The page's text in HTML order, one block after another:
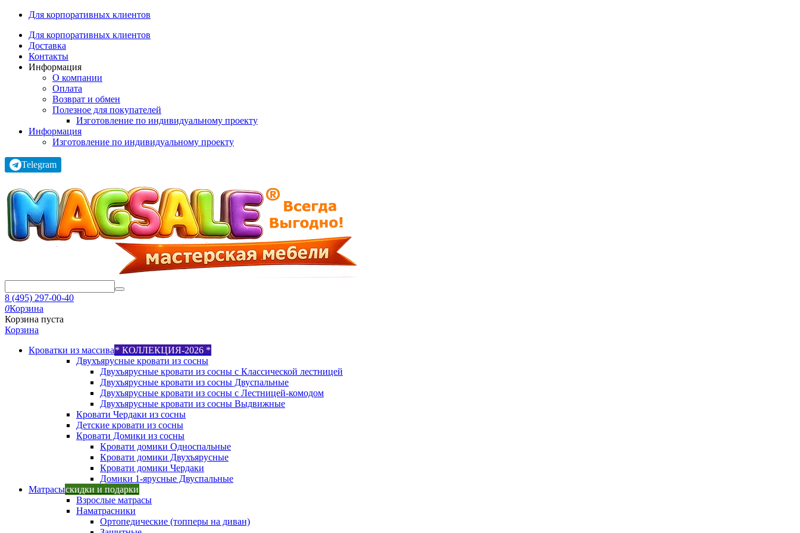
Для корпоративных клиентов
Для корпоративных клиентов
Доставка
Контакты
Информация
О компании
Оплата
Возврат и обмен
Полезное для покупателей
Изготовление по индивидуальному проекту
Информация
Изготовление по индивидуальному проекту
Telegram
8 (495) 297-00-40
0Корзина
Корзина пуста
Корзина
Кроватки из массива* КОЛЛЕКЦИЯ-2026 *
Двухъярусные кровати из сосны
Двухъярусные кровати из сосны с Классической лестницей
Двухъярусные кровати из сосны Двуспальные
Двухъярусные кровати из сосны с Лестницей-комодом
Двухъярусные кровати из сосны Выдвижные
Кровати Чердаки из сосны
Детские кровати из сосны
Кровати Домики из сосны
Кровати домики Односпальные
Кровати домики Двухъярусные
Кровати домики Чердаки
Домики 1-ярусные Двуспальные
Матрасыскидки и подарки
Взрослые матрасы
Наматрасники
Ортопедические (топперы на диван)